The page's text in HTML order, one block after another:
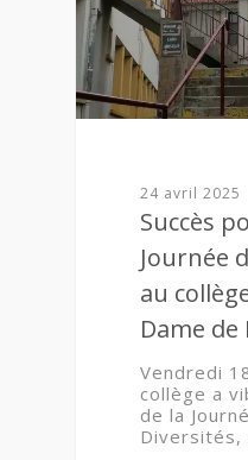
24 avril 2025
Succès
Journée
au
Dame
Vendredi
collège a
de la
Diversités,